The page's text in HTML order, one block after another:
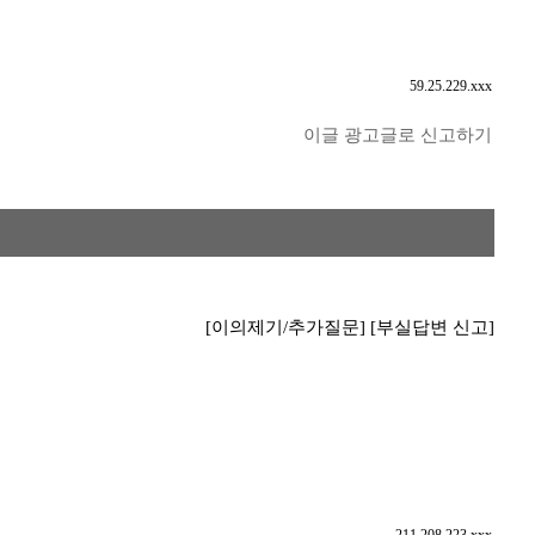
59.25.229.xxx
이글 광고글로 신고하기
[이의제기/추가질문] [부실답변 신고]